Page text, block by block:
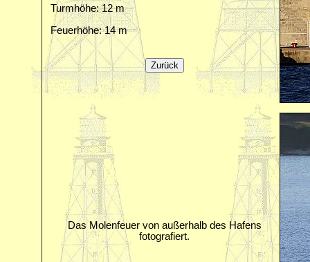
Turmhöhe: 12 m
Feuerhöhe: 14 m
Das Molenfeuer von außerhalb des Hafens
fotografiert.